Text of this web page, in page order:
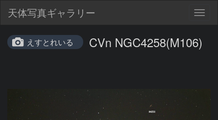
天体写真ギャラリー
えすとれいる CVn NGC4258(M106)